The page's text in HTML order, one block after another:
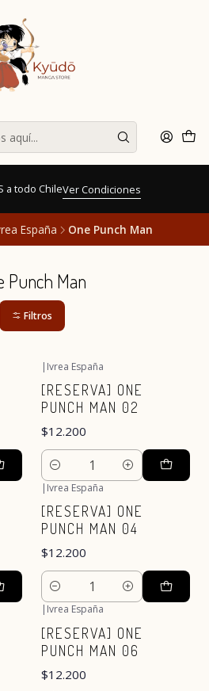
a todo ChileVer Condiciones
España One Punch Man
Punch Man
Filtros
| Ivrea España
[RESERVA] ONE
PUNCH MAN 02
$12.200
Cantidad
| Ivrea España
[RESERVA] ONE
PUNCH MAN 04
$12.200
Cantidad
| Ivrea España
[RESERVA] ONE
PUNCH MAN 06
$12.200